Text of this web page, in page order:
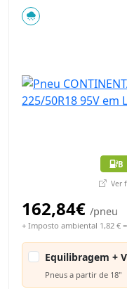
B
Ver
162,84€ /pneu
+ Imposto ambiental 1,82 €
Equilibragem +
Pneus a partir de 18"